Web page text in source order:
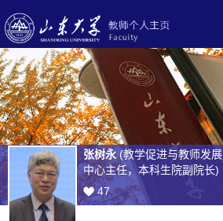
张树永(教学促进与教师发展
中心主任，本科生院副院长)
47